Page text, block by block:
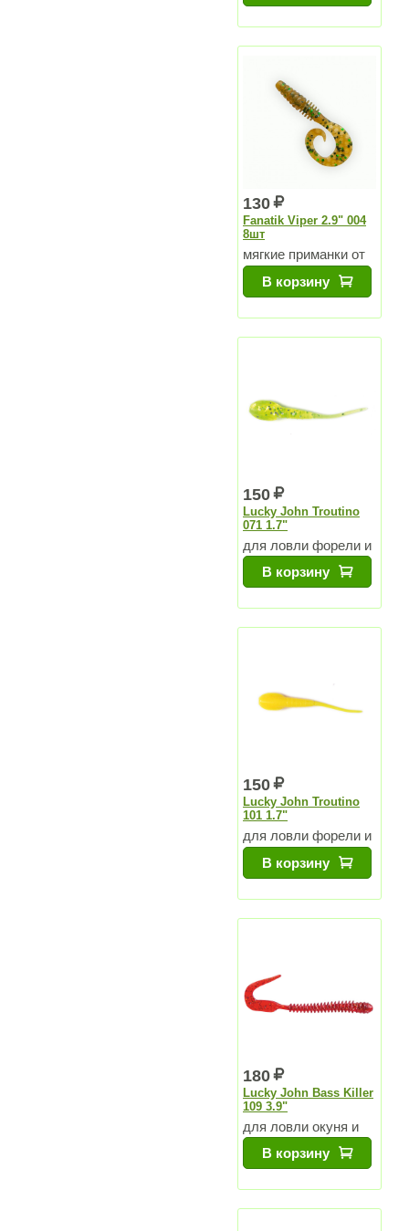
130
Fanatik Viper 2.9" 004
8шт
мягкие приманки от
Чемпиона Мира
В корзину
150
Lucky John Troutino
071 1.7"
для ловли форели и
других хищников
В корзину
150
Lucky John Troutino
101 1.7"
для ловли форели и
других хищников
В корзину
180
Lucky John Bass Killer
109 3.9"
для ловли окуня и
судакаВ корзину